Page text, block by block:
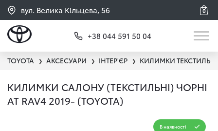
вул. Велика Кільцева, 56 0
+38 044 591 50 04
TOYOTA ❯ АКСЕСУАРИ ❯ ІНТЕР'ЄР ❯ КИЛИМКИ ТЕКСТИЛЬНІ
КИЛИМКИ САЛОНУ (ТЕКСТИЛЬНІ) ЧОРНІ
AT RAV4 2019- (TOYOTA)
В наявності